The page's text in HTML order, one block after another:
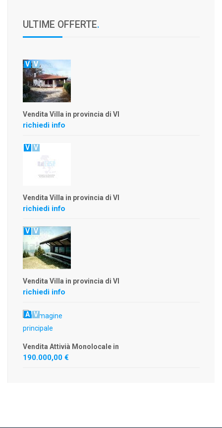
ULTIME OFFERTE.
V V
Vendita Villa in provincia di VI
richiedi info
V V
Vendita Villa in provincia di VI
richiedi info
V V
Vendita Villa in provincia di VI
richiedi info
A V
Vendita Attivià Monolocale in
190.000,00 €